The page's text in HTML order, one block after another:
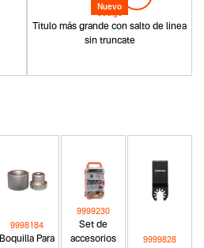
Nuevo
Titulo más grande con salto de linea
sin truncate
Codigo
Boquilla Para
9998184
Set de
accesorios
9999230
9999828